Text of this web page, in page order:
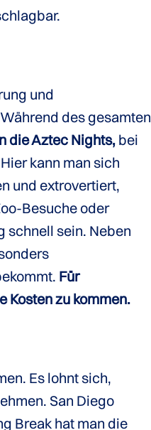
und
des gesamten
die Aztec Nights, bei
kann man sich
und extrovertiert,
Besuche oder
schnell sein. Neben
Für
Kosten zu kommen.
Es lohnt sich,
San Diego
Break hat man die